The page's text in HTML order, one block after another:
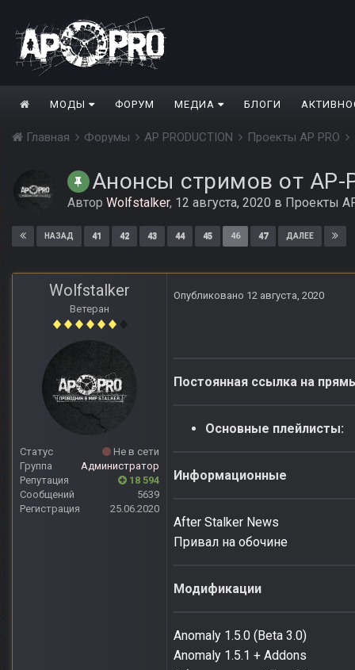
МОДЫ ФОРУМ МЕДИА БЛОГИ
Главная Форумы AP PRODUCTION Проекты AP PRO
Анонсы стримов от AP-
Автор Wolfstalker, 12 августа, 2020 в Проекты
НАЗАД 41 42 43 44 45 46 47 ДАЛЕЕ
Wolfstalker
Ветеран
Статус
Не в сети
Группа
Администратор
Репутация
18 594
Сообщений
5639
Регистрация
25.06.2020
Опубликовано 12 августа, 2020
Постоянная ссылка на
Основные плейлисты:
Информационные
After Stalker News
Привал на обочине
Модификации
Anomaly 1.5.0 (Beta 3.0)
Anomaly 1.5.1 + Addons